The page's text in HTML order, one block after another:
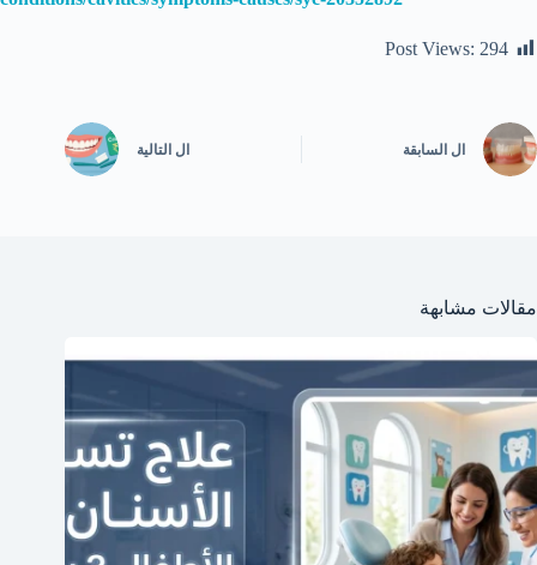
Post Views: 294
ال السابقة ال التالية
مقالات مشابهة